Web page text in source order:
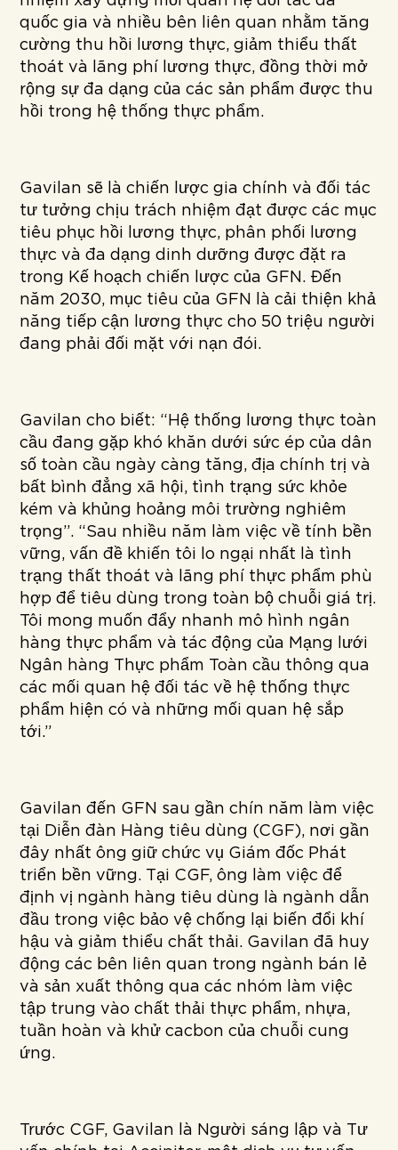
quốc gia và nhiều bên liên quan nhằm tăng
cường thu hồi lương thực, giảm thiểu thất
thoát và lãng phí lương thực, đồng thời mở
rộng sự đa dạng của các sản phẩm được thu
hồi trong hệ thống thực phẩm.
Gavilan sẽ là chiến lược gia chính và đối tác
tư tưởng chịu trách nhiệm đạt được các mục
tiêu phục hồi lương thực, phân phối lương
thực và đa dạng dinh dưỡng được đặt ra
trong Kế hoạch chiến lược của GFN. Đến
năm 2030, mục tiêu của GFN là cải thiện khả
năng tiếp cận lương thực cho 50 triệu người
đang phải đối mặt với nạn đói.
Gavilan cho biết: “Hệ thống lương thực toàn
cầu đang gặp khó khăn dưới sức ép của dân
số toàn cầu ngày càng tăng, địa chính trị và
bất bình đẳng xã hội, tình trạng sức khỏe
kém và khủng hoảng môi trường nghiêm
trọng”. “Sau nhiều năm làm việc về tính bền
vững, vấn đề khiến tôi lo ngại nhất là tình
trạng thất thoát và lãng phí thực phẩm phù
hợp để tiêu dùng trong toàn bộ chuỗi giá trị.
Tôi mong muốn đẩy nhanh mô hình ngân
hàng thực phẩm và tác động của Mạng lưới
Ngân hàng Thực phẩm Toàn cầu thông qua
các mối quan hệ đối tác về hệ thống thực
phẩm hiện có và những mối quan hệ sắp
tới.”
Gavilan đến GFN sau gần chín năm làm việc
tại Diễn đàn Hàng tiêu dùng (CGF), nơi gần
đây nhất ông giữ chức vụ Giám đốc Phát
triển bền vững. Tại CGF, ông làm việc để
định vị ngành hàng tiêu dùng là ngành dẫn
đầu trong việc bảo vệ chống lại biến đổi khí
hậu và giảm thiểu chất thải. Gavilan đã huy
động các bên liên quan trong ngành bán lẻ
và sản xuất thông qua các nhóm làm việc
tập trung vào chất thải thực phẩm, nhựa,
tuần hoàn và khử cacbon của chuỗi cung
ứng.
Trước CGF, Gavilan là Người sáng lập và Tư